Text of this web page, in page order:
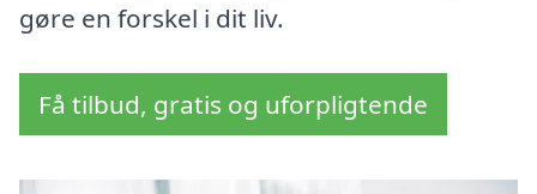
gøre en forskel i dit liv.
Få tilbud, gratis og uforpligtende